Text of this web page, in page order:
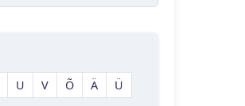
U V Õ Ä Ü